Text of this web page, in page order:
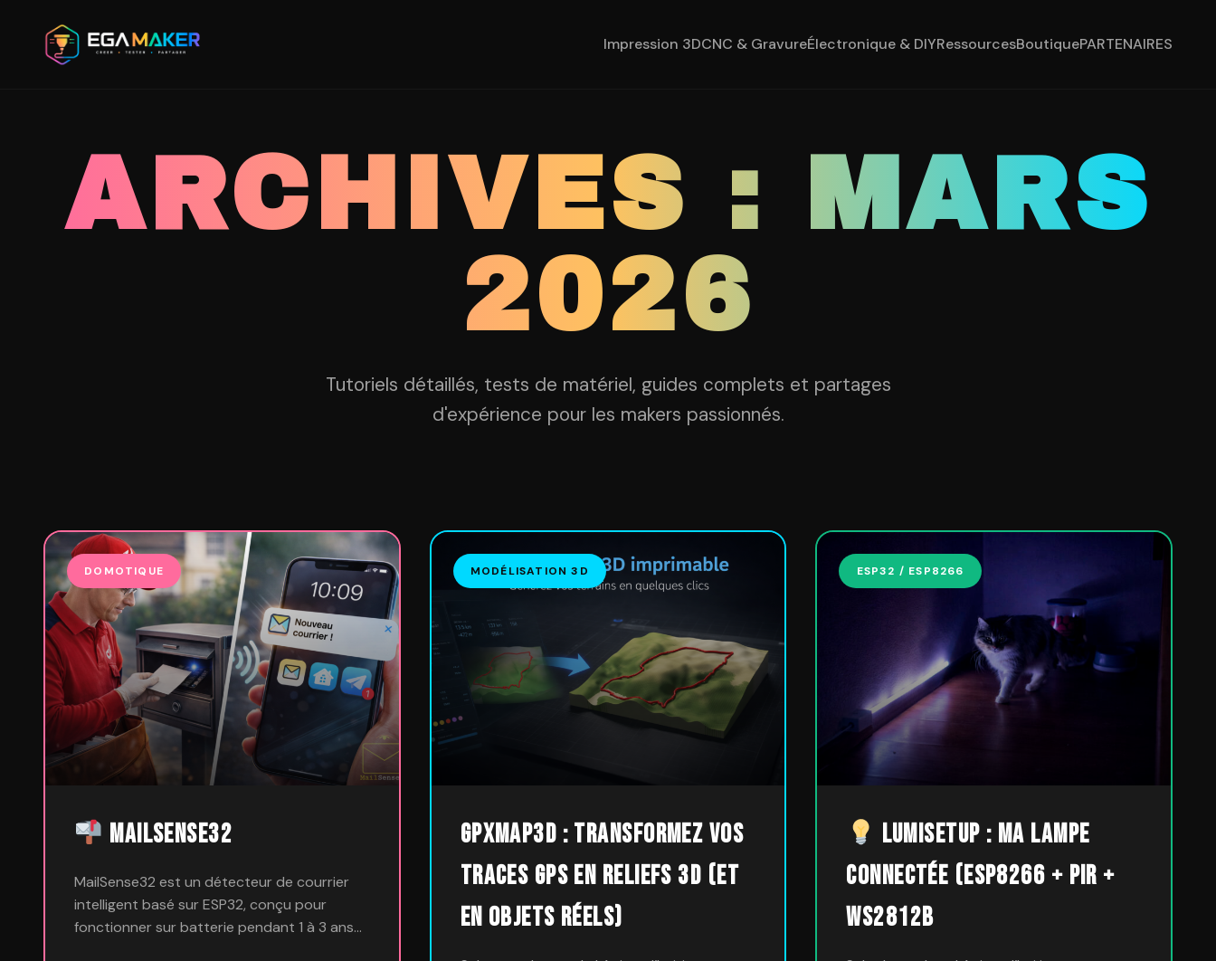
contenu
Impression 3DCNC & GravureÉlectronique & DIYRessourcesBoutiquePARTENAIRES
ARCHIVES : MARS
2026
Tutoriels détaillés, tests de matériel, guides complets et partages
d'expérience pour les makers passionnés.
DOMOTIQUE
MailSense32
MailSense32 est un détecteur de courrier
intelligent basé sur ESP32, conçu pour
fonctionner sur batterie pendant 1 à 3 ans…
MODÉLISATION 3D
GPXMap3D : Transformez vos
traces GPS en reliefs 3D (et
en objets réels)
ESP32 / ESP8266
LumiSetup : Ma lampe
connectée (ESP8266 + PIR +
WS2812B